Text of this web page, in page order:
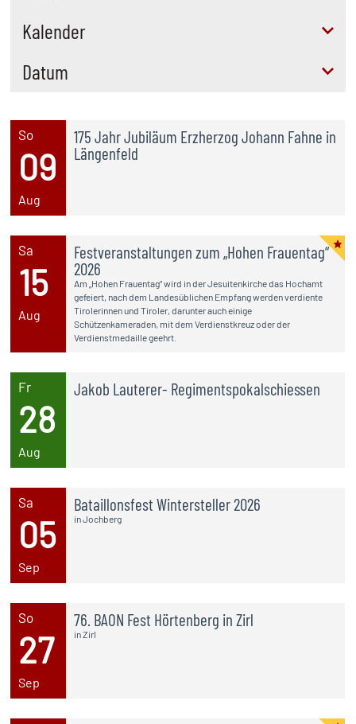
Kalender
Datum
So
09
Aug
175 Jahr Jubiläum Erzherzog Johann Fahne in
Längenfeld
Sa
15
Aug
Festveranstaltungen zum „Hohen Frauentag“
2026
Am „Hohen Frauentag“ wird in der Jesuitenkirche das Hochamt
gefeiert, nach dem Landesüblichen Empfang werden verdiente
Tirolerinnen und Tiroler, darunter auch einige
Schützenkameraden, mit dem Verdienstkreuz oder der
Verdienstmedaille geehrt.
Fr
28
Aug
Jakob Lauterer- Regimentspokalschiessen
Sa
05
Sep
Bataillonsfest Wintersteller 2026
in Jochberg
So
27
Sep
76. BAON Fest Hörtenberg in Zirl
in Zirl